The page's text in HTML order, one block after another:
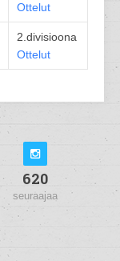
Ottelut
2.divisioona
Ottelut
620
seuraajaa